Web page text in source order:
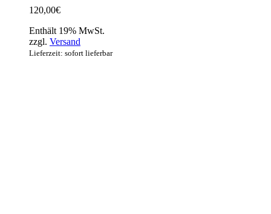
120,00€
Enthält 19% MwSt.
zzgl. Versand
Lieferzeit: sofort lieferbar